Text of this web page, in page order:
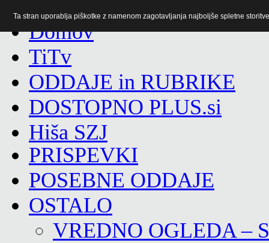
TiTv
ODDAJE in RUBRIKE
DOSTOPNO PLUS.si
Hiša SZJ
PRISPEVKI
POSEBNE ODDAJE
OSTALO
VREDNO OGLEDA –
Ta stran uporablja piškotke z namenom zagotavljanja najboljše spletne